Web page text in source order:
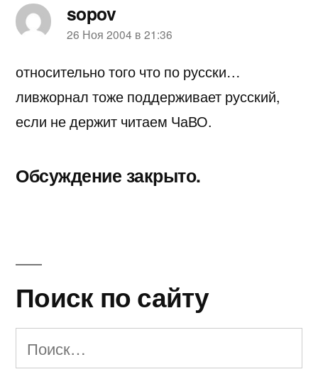
sopov
пишет:
26 Ноя 2004 в 21:36
относительно того что по русски…
ливжорнал тоже поддерживает русский,
если не держит читаем ЧаВО.
Обсуждение закрыто.
Поиск по сайту
Найти: